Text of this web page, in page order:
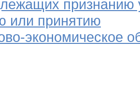
признанию
или принятию
экономическое